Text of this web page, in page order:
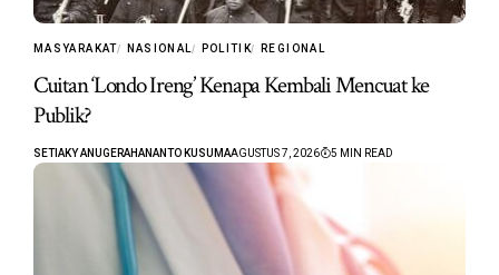
MASYARAKAT NASIONAL POLITIK REGIONAL
Cuitan ‘Londo Ireng’ Kenapa Kembali Mencuat ke
Publik?
SETIAKY ANUGERAHANANTO KUSUMAAGUSTUS 7, 2026 5 MIN READ